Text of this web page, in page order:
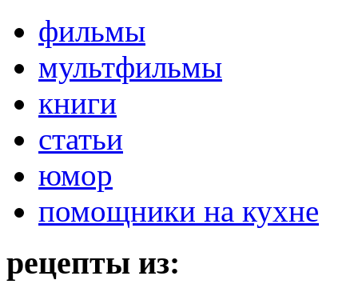
фильмы
мультфильмы
книги
статьи
юмор
помощники на кухне
рецепты из: